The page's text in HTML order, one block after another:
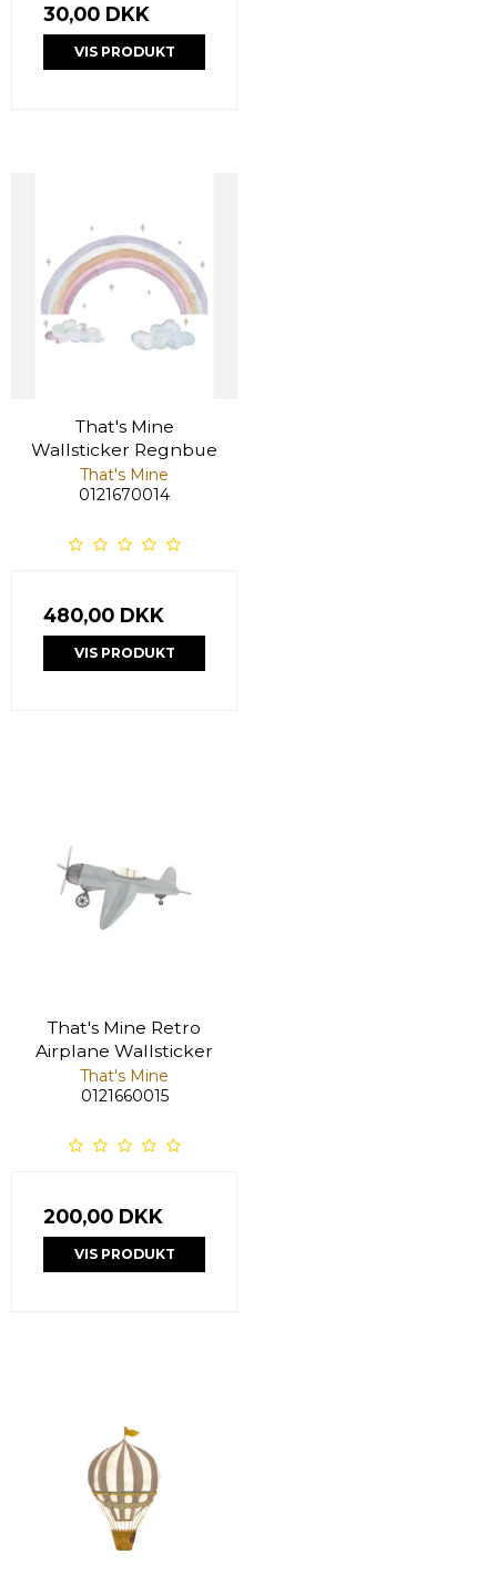
30,00 DKK
VIS PRODUKT
That's Mine
Wallsticker Regnbue
That's Mine
0121670014
480,00 DKK
VIS PRODUKT
That's Mine Retro
Airplane Wallsticker
That's Mine
0121660015
200,00 DKK
VIS PRODUKT